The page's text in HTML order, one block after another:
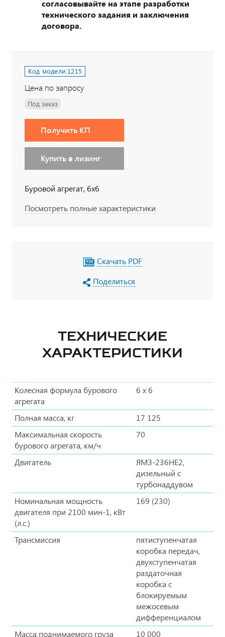
согласовывайте на этапе разработки
технического задания и заключения
договора.
Код модели:1215
Цена по запросу
Под заказ
Получить КП
Купить в лизинг
Буровой агрегат, 6х6
Посмотреть полные характеристики
Скачать PDF
Поделиться
ТЕХНИЧЕСКИЕ
ХАРАКТЕРИСТИКИ
Колесная формула бурового
агрегата
6 х 6
Полная масса, кг
17 125
Максимальная скорость
бурового агрегата, км/ч
70
Двигатель
ЯМЗ-236НЕ2,
дизельный с
турбонаддувом
Номинальная мощность
двигателя при 2100 мин-1, кВт
(л.с.)
169 (230)
Трансмиссия
пятиступенчатая
коробка передач,
двухступенчатая
раздаточная
коробка с
блокируемым
межосевым
дифференциалом
Масса поднимаемого груза
10 000